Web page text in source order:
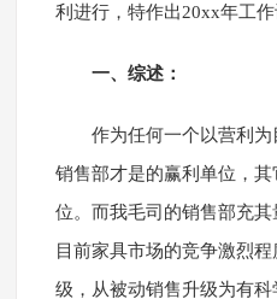
利进行，特作出20xx年工作
一、综述：
作为任何一个以营利
销售部才是的赢利单位，
位。而我毛司的销售部充
目前家具市场的竞争激烈
级，从被动销售升级为有